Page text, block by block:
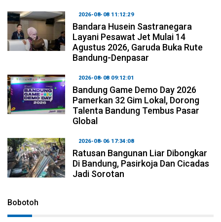
2026-08-08 11:12:29
Bandara Husein Sastranegara
Layani Pesawat Jet Mulai 14
Agustus 2026, Garuda Buka Rute
Bandung-Denpasar
2026-08-08 09:12:01
Bandung Game Demo Day 2026
Pamerkan 32 Gim Lokal, Dorong
Talenta Bandung Tembus Pasar
Global
2026-08-06 17:34:08
Ratusan Bangunan Liar Dibongkar
Di Bandung, Pasirkoja Dan Cicadas
Jadi Sorotan
Bobotoh